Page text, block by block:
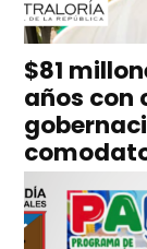
$81
años con